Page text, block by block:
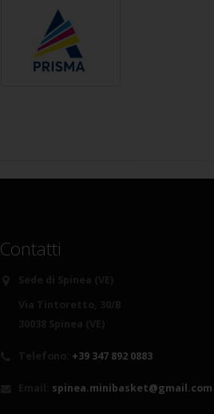
Contatti
+39 347 892 0883
spinea.minibasket@gmail.com